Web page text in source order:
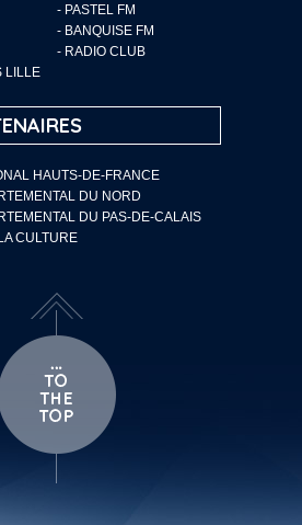
- PASTEL FM
- BANQUISE FM
- RADIO CLUB
LILLE
HAUTS-DE-FRANCE
DU NORD
DU PAS-DE-CALAIS
CULTURE